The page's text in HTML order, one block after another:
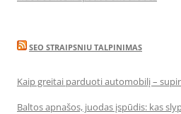
SEO STRAIPSNIU TALPINIMAS
Kaip greitai parduoti automobilį –
Baltos apnašos, juodas įspūdis: kas